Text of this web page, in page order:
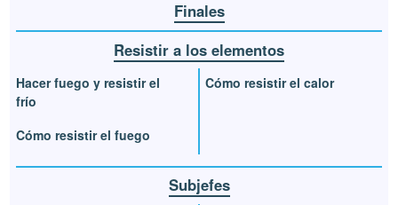
Finales
Resistir a los elementos
Hacer fuego y resistir el
frío
Cómo resistir el fuego
Cómo resistir el calor
Subjefes